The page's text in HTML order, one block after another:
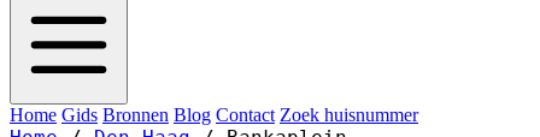
Home Gids Bronnen Blog Contact Zoek huisnummer